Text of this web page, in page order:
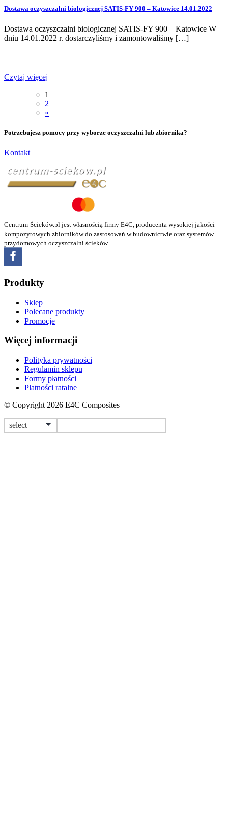
Dostawa oczyszczalni biologicznej SATIS-FY 900 – Katowice 14.01.2022
Dostawa oczyszczalni biologicznej SATIS-FY 900 – Katowice W
dniu 14.01.2022 r. dostarczyliśmy i zamontowaliśmy […]
Czytaj więcej
1
2
»
Potrzebujesz pomocy przy wyborze oczyszczalni lub zbiornika?
Kontakt
Centrum-Ścieków.pl jest własnością firmy E4C, producenta wysokiej jakości
kompozytowych zbiorników do zastosowań w budownictwie oraz systemów
przydomowych oczyszczalni ścieków.
Produkty
Sklep
Polecane produkty
Promocje
Więcej informacji
Polityka prywatności
Regulamin sklepu
Formy płatności
Platności ratalne
© Copyright 2026 E4C Composites